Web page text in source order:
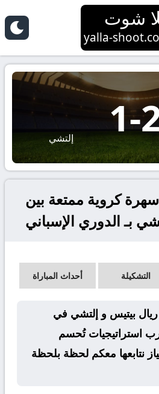
شوت
yalla-
-
1 إلتشي
سهرة كروية ممتعة بين
بـ الدوري الإسباني
التشكيلة أحداث المباراة
بيتيس و إلتشي في
استراتيجيات تُحسم
نتابعها معكم لحظة بلحظة